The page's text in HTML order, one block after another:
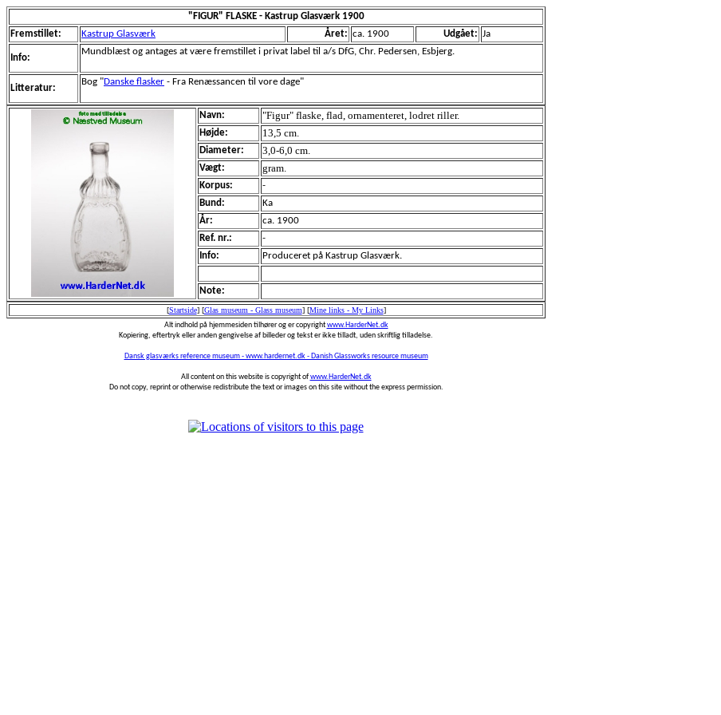
"FIGUR" FLASKE - Kastrup Glasværk 1900
Fremstillet:
Kastrup Glasværk Året: ca. 1900 Udgået: Ja
Info:
Mundblæst og antages at være fremstillet i privat label til a/s DfG, Chr. Pedersen, Esbjerg.
Litteratur:
Bog "Danske flasker - Fra Renæssancen til vore dage"
Navn: "Figur" flaske, flad, ornamenteret, lodret riller.
Højde: 13,5 cm.
Diameter: 3,0-6,0 cm.
Vægt: gram.
Korpus:
-
Bund:
Ka
År:
ca. 1900
Ref. nr.:
-
Info:
Produceret på Kastrup Glasværk.
Note:
[Startside] [Glas museum - Glass museum] [Mine links - My Links]
Alt indhold på hjemmesiden tilhører og er copyrightwww.HarderNet.dk
Kopiering, eftertryk eller anden gengivelse af billeder og tekst er ikke tilladt, uden skriftlig tilladelse.
Dansk glasværks reference museum - www.hardernet.dk - Danish Glassworks resource museum
All content on this website is copyright ofwww.HarderNet.dk
Do not copy, reprint or otherwise redistribute the text or images on this site without the express permission.